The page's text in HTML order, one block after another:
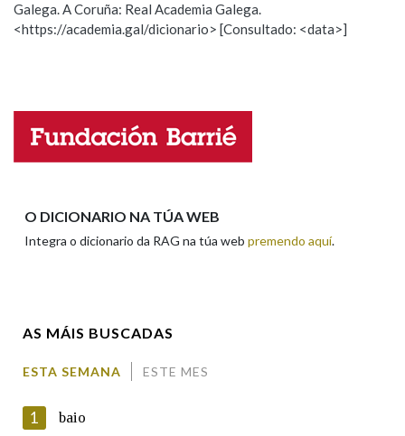
Observación Hai un erro na palabra
Propoño mellorar a definición
Nome
Galega. A Coruña: Real Academia Galega.
<https://academia.gal/dicionario> [Consultado: <data>]
O DICIONARIO NA TÚA WEB
Integra o dicionario da RAG na túa web premendo aquí.
AS MÁIS BUSCADAS
ESTA SEMANA ESTE MES
1 baio